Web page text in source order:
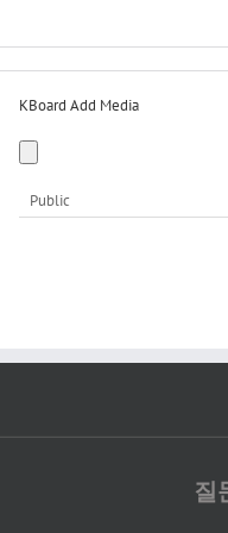
KBoard Add Media
질